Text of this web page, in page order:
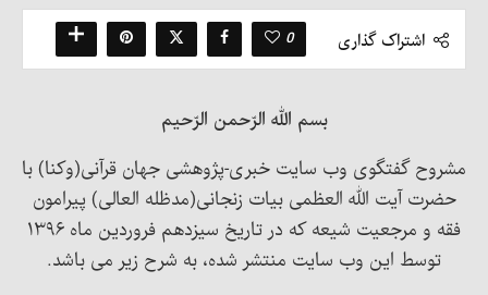
اشتراک گذاری 0
بسم الله الرّحمن الرّحیم
مشروح گفتگوی وب سایت خبری-پژوهشی جهان قرآنی(وکنا) با
حضرت آیت الله العظمی بیات زنجانی(مدظله العالی) پیرامون
فقه و مرجعیت شیعه که در تاریخ سیزدهم فروردین ماه ۱۳۹۶
توسط این وب سایت منتشر شده، به شرح زیر می باشد.